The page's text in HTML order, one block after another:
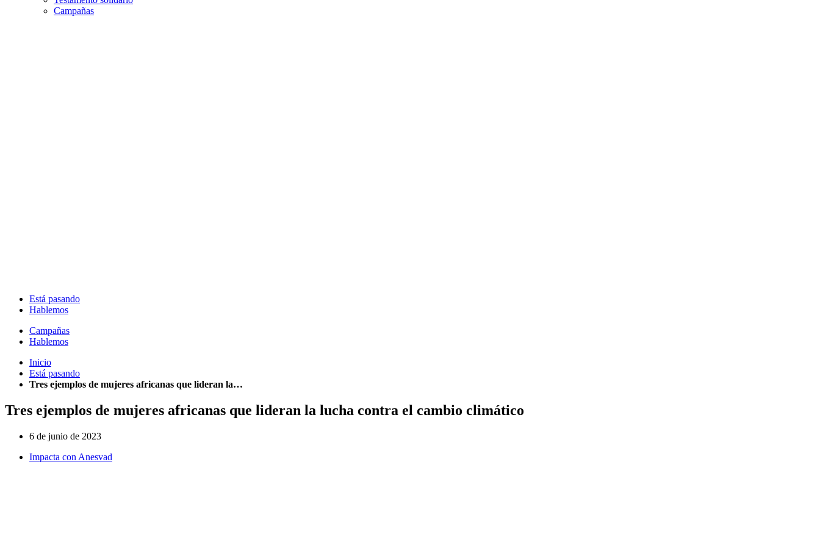
Campañas
Está pasando
Hablemos
Campañas
Hablemos
Inicio
Está pasando
Tres ejemplos de mujeres africanas que lideran la…
Tres ejemplos de mujeres africanas que lideran la lucha contra el cambio climático
6 de junio de 2023
Impacta con Anesvad